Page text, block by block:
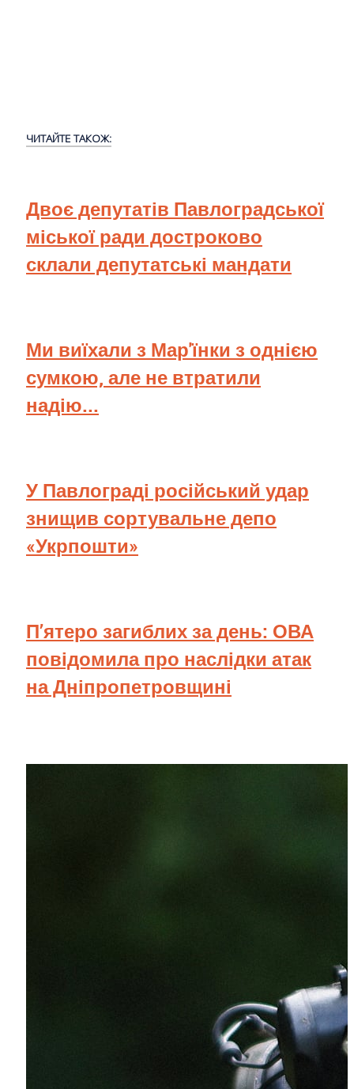
ЧИТАЙТЕ ТАКОЖ:
Двоє депутатів Павлоградської
міської ради достроково
склали депутатські мандати
Ми виїхали з Мар'їнки з однією
сумкою, але не втратили
надію...
У Павлограді російський удар
знищив сортувальне депо
«Укрпошти»
П’ятеро загиблих за день: ОВА
повідомила про наслідки атак
на Дніпропетровщині